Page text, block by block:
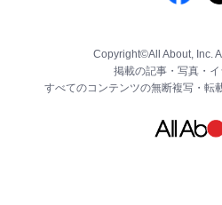
Copyright©All About, Inc.
掲載の記事・写真・イ
すべてのコンテンツの無断複写・転